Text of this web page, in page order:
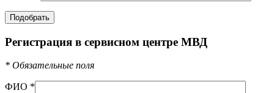
Регистрация в сервисном центре МВД
* Обязательные поля
ФИО *